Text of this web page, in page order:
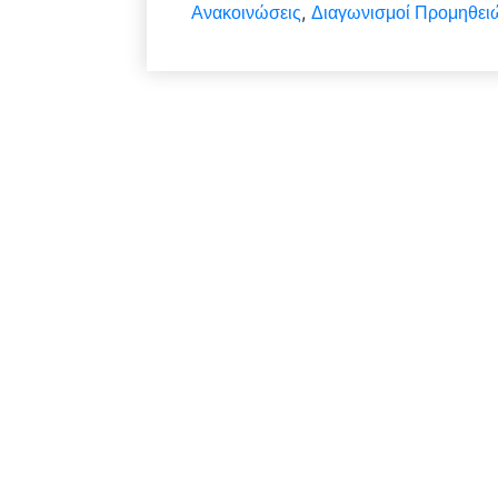
Ανακοινώσεις, Διαγωνισμοί